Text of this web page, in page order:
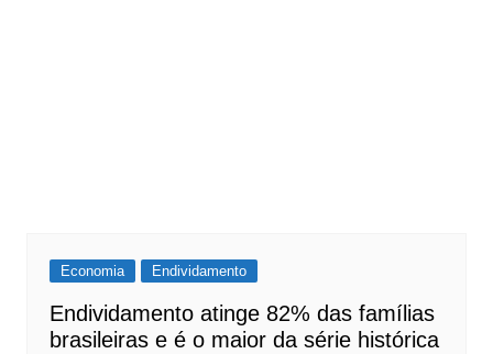
Economia Endividamento
Endividamento atinge 82% das famílias
brasileiras e é o maior da série histórica